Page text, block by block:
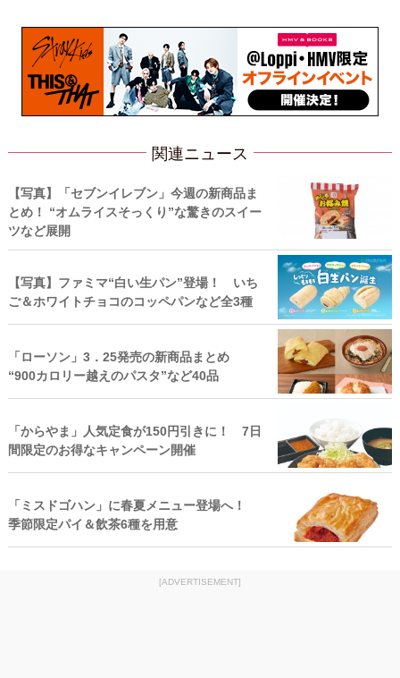
関連ニュース
【写真】「セブンイレブン」今週の新商品ま
とめ！ “オムライスそっくり”な驚きのスイー
ツなど展開
【写真】ファミマ“白い生パン”登場！ いち
ご＆ホワイトチョコのコッペパンなど全3種
「ローソン」3．25発売の新商品まとめ
“900カロリー越えのパスタ”など40品
「からやま」人気定食が150円引きに！ 7日
間限定のお得なキャンペーン開催
「ミスドゴハン」に春夏メニュー登場へ！
季節限定パイ＆飲茶6種を用意
[ADVERTISEMENT]